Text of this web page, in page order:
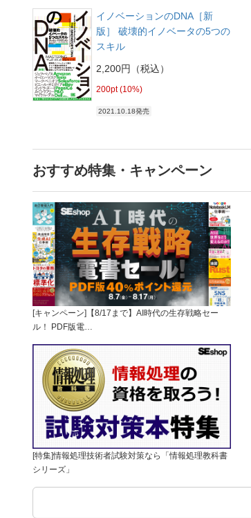
イノベーションのDNA［新
版］ 破壊的イノベータの5つの
スキル
2,200円（税込）
200pt (10%)
2021.10.18発売
おすすめ特集・キャンペーン
[キャンペーン]【8/17まで】AI時代の生存戦略セー
ル！ PDF版電…
[特集]情報処理技術者試験対策なら「情報処理教科書
シリーズ」